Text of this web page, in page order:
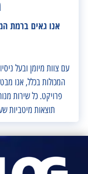
אנו גאים ברמת
עם צוות מיומן ובעל
המכולות בכלל, אנו
פרויקט. כל שירות
תוצאות מיטביות